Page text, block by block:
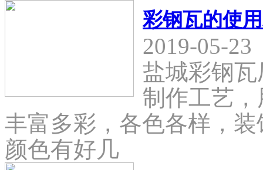
彩钢瓦的使
2019-05-23
盐城彩钢
制作工艺
丰富多彩，各色各样，
颜色有好几